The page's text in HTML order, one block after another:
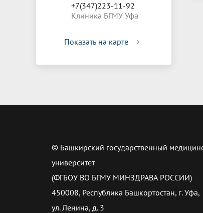
+7(347)223-11-92
Клиника БГМУ Уфа
Показать на карте
© Башкирский государственный
университет
(ФГБОУ ВО БГМУ МИНЗДРАВА РОССИИ)
450008, Республика Башкортостан, г. Уфа,
ул. Ленина, д. 3